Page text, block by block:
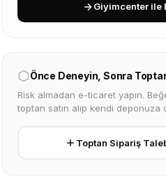
Giyimcenter ile
Önce Deneyin, Sonra
Risk almadan e-ticaret yapın.
toptan satın alıp kendi deponuza
Toptan Sipariş